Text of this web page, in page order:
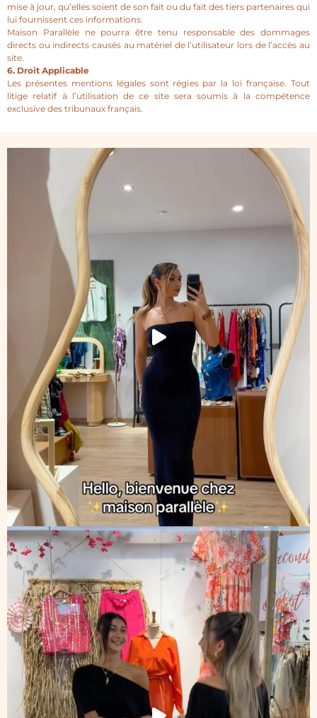
mise à jour, qu’elles soient de son fait ou du fait des tiers partenaires qui
lui fournissent ces informations.
Maison Parallèle ne pourra être tenu responsable des dommages
directs ou indirects causés au matériel de l’utilisateur lors de l’accès au
site.
6. Droit Applicable
Les présentes mentions légales sont régies par la loi française. Tout
litige relatif à l’utilisation de ce site sera soumis à la compétence
exclusive des tribunaux français.